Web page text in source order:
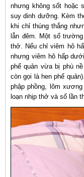
nhưng không sốt hoặc
suy dinh dưỡng. Kèm
khi chỉ thúng thắng
lẫn đêm. Một số
thở. Nếu chỉ viêm hô
nhưng viêm hô hấp
phế quản vừa bị phù
còn gọi là hen phế
phập phồng, lõm
loạn nhịp thở và số lần